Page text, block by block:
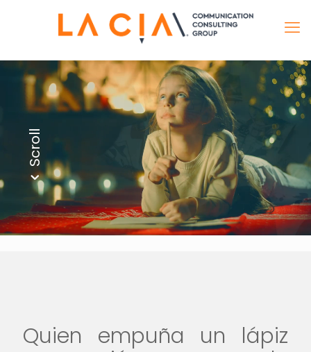
Scroll
Quien empuña un lápiz